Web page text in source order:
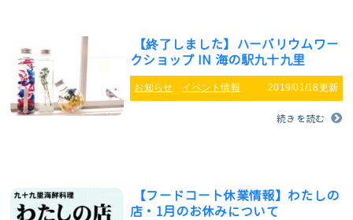
【終了しました】ハーバリウムワー
クショップ IN 海の駅九十九里
お知らせ イベント情報 2019/01/18更新
続きを読む
【フードコート休業情報】わたしの
店・1月のお休みについて